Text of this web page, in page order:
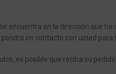
encuentra en la dirección que ha
en contacto con usted para
es posible que reciba su